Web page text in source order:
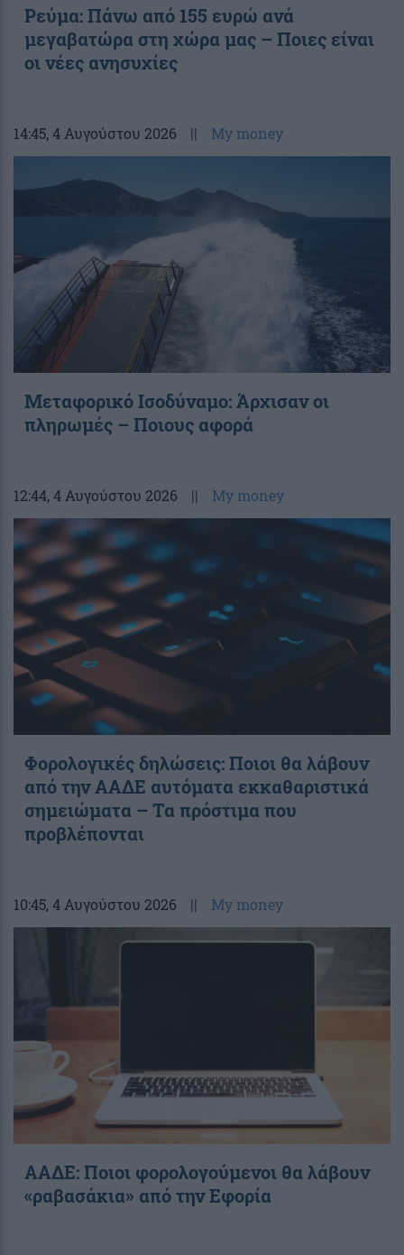
Ρεύμα: Πάνω από 155 ευρώ ανά
μεγαβατώρα στη χώρα μας – Ποιες είναι
οι νέες ανησυχίες
14:45, 4 Αυγούστου 2026 || My money
Μεταφορικό Ισοδύναμο: Άρχισαν οι
πληρωμές – Ποιους αφορά
12:44, 4 Αυγούστου 2026 || My money
Φορολογικές δηλώσεις: Ποιοι θα λάβουν
από την ΑΑΔΕ αυτόματα εκκαθαριστικά
σημειώματα – Τα πρόστιμα που
προβλέπονται
10:45, 4 Αυγούστου 2026 || My money
ΑΑΔΕ: Ποιοι φορολογούμενοι θα λάβουν
«ραβασάκια» από την Εφορία